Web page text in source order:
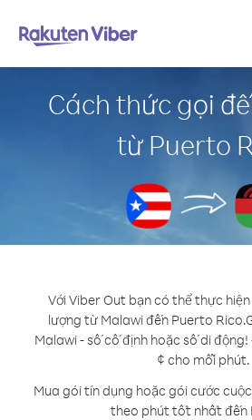
Cách thức gọi
từ Puerto
Với Viber Out bạn có thể thực
lượng từ Malawi đến Puerto Rico.
Malawi - số cố định hoặc số di
¢ cho mỗi phút.
Mua gói tín dụng hoặc gói cước
theo phút tốt nhất đến